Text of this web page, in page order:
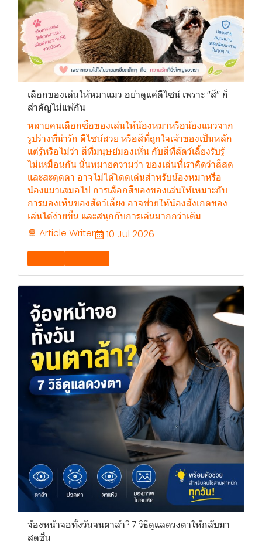
เลือกของเล่นให้หมาแมว อย่าดูแค่ดีไซน์ เพราะ "สี" ก็
สำคัญไม่แพ้กัน
หลายคนเลือกซื้อของเล่นให้น้องหมาหรือน้องแมวจาก
รูปร่างที่น่ารัก ดีไซน์สวย หรือสีที่ถูกใจเจ้าของเป็นหลัก
แต่รู้หรือไม่ว่า สีที่มนุษย์มองเห็น กับสีที่สัตว์เลี้ยงรับรู้
ไม่เหมือนกัน นั่นหมายความว่า ของเล่นที่เราคิดว่าสีสด
และสะดุดตา อาจไม่ได้โดดเด่นสำหรับน้องหมาหรือ
น้องแมวเสมอไป การเลือกสีของของเล่นให้เหมาะกับ
การมองเห็นของสัตว์เลี้ยง อาจช่วยให้น้องสังเกตของ
เล่นได้ง่ายขึ้น และสนุกกับการเล่นมากกว่าเดิม
Article Writer
10 Jul 2026
จ้องหน้าจอทั้งวันจนตาล้า? 7 วิธีดูแลดวงตาให้กลับมา
สดชื่น